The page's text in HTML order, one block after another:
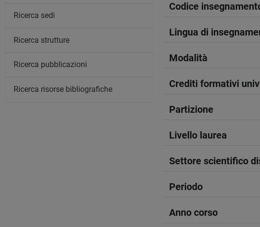
Codice
Lingua di
Modalità
Crediti formativi
Partizione
Livello laurea
Settore scientifico
Periodo
Anno corso
Ricerca sedi
Ricerca strutture
Ricerca pubblicazioni
Ricerca risorse bibliografiche